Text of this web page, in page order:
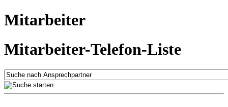
Mitarbeiter
Mitarbeiter-Telefon-Liste